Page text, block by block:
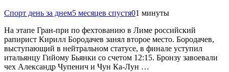
Спорт день за днем5 месяцев спустя01 минуты
На этапе Гран‑при по фехтованию в Лиме российский
рапирист Кирилл Бородачев занял второе место. Бородачев,
выступающий в нейтральном статусе, в финале уступил
итальянцу Гийому Бьянки со счетом 12:15. Бронзу завоевали
чех Александр Чупенич и Чун Ка‑Лун …